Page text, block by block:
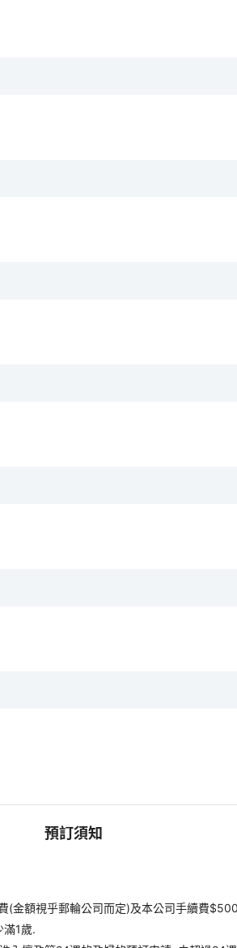
預訂須知
金額視乎郵輪公司而定)及本公司手續費
滿1歲.